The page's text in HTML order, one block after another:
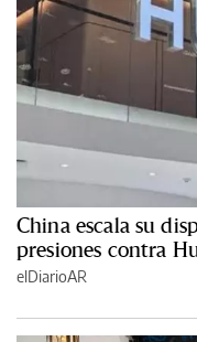
China escala su
presiones contra
elDiarioAR